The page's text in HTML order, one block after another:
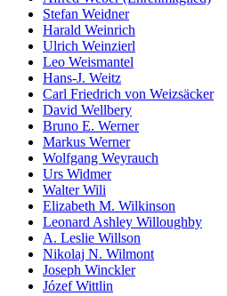
Stefan Weidner
Harald Weinrich
Ulrich Weinzierl
Leo Weismantel
Hans-J. Weitz
Carl Friedrich von Weizsäcker
David Wellbery
Bruno E. Werner
Markus Werner
Wolfgang Weyrauch
Urs Widmer
Walter Wili
Elizabeth M. Wilkinson
Leonard Ashley Willoughby
A. Leslie Willson
Nikolaj N. Wilmont
Joseph Winckler
Józef Wittlin